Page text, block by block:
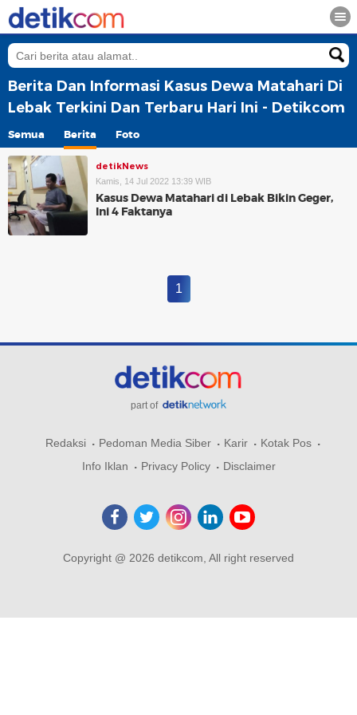
Berita Dan Informasi Kasus Dewa Matahari Di
Lebak Terkini Dan Terbaru Hari Ini - Detikcom
Semua Berita Foto
detikNews
Kamis, 14 Jul 2022 13:39 WIB
Kasus Dewa Matahari di Lebak Bikin Geger,
Ini 4 Faktanya
1
part of
Redaksi Pedoman Media Siber Karir
Kotak Pos
Info Iklan
Privacy Policy Disclaimer
Copyright @ 2026 detikcom, All right reserved